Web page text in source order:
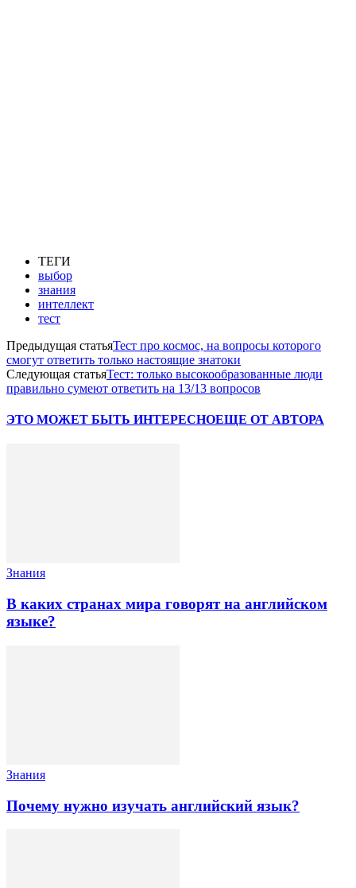
ТЕГИ
выбор
знания
интеллект
тест
Предыдущая статьяТест про космос, на вопросы которого
смогут ответить только настоящие знатоки
Следующая статьяТест: только высокообразованные люди
правильно сумеют ответить на 13/13 вопросов
ЭТО МОЖЕТ БЫТЬ ИНТЕРЕСНОЕЩЕ ОТ АВТОРА
Знания
В каких странах мира говорят на английском
языке?
Знания
Почему нужно изучать английский язык?